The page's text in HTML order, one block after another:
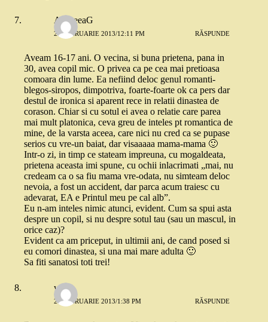
AndreeaG
28 FEBRUARIE 2013/12:11 PM RĂSPUNDE
Aveam 16-17 ani. O vecina, si buna prietena, pana in
30, avea copil mic. O privea ca pe cea mai pretioasa
comoara din lume. Ea nefiind deloc genul romanti-
blegos-siropos, dimpotriva, foarte-foarte ok ca pers dar
destul de ironica si aparent rece in relatii dinastea de
corason. Chiar si cu sotul ei avea o relatie care parea
mai mult platonica, ceva greu de inteles pt romantica de
mine, de la varsta aceea, care nici nu cred ca se pupase
serios cu vre-un baiat, dar visaaaaa mama-mama 🙂
Intr-o zi, in timp ce stateam impreuna, cu mogaldeata,
prietena aceasta imi spune, cu ochii inlacrimati „mai, nu
credeam ca o sa fiu mama vre-odata, nu simteam deloc
nevoia, a fost un accident, dar parca acum traiesc cu
adevarat, EA e Printul meu pe cal alb”.
Eu n-am inteles nimic atunci, evident. Cum sa spui asta
despre un copil, si nu despre sotul tau (sau un mascul, in
orice caz)?
Evident ca am priceput, in ultimii ani, de cand posed si
eu comori dinastea, si una mai mare adulta 🙂
Sa fiti sanatosi toti trei!
wlfp
28 FEBRUARIE 2013/1:38 PM RĂSPUNDE